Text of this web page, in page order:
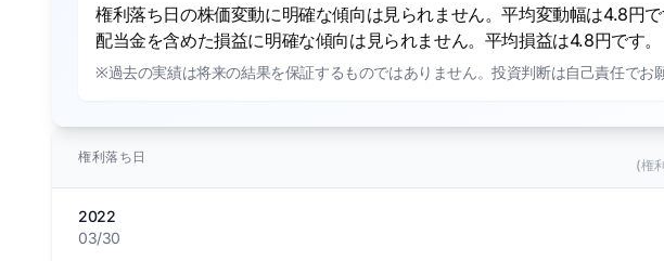
権利落ち日の株価変動に明確な傾向は見られません。平均変動幅は4.8円で
配当金を含めた損益に明確な傾向は見られません。平均損益は4.8円です。
※過去の実績は将来の結果を保証するものではありません。投資判断は自己責任でお
権利落ち日
(権
2022
03/30